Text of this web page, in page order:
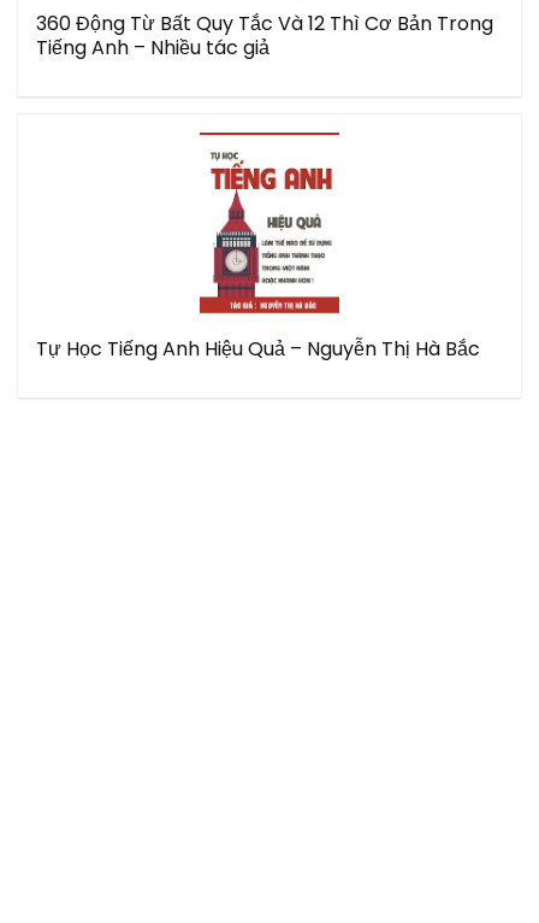
360 Động Từ Bất Quy Tắc Và 12 Thì Cơ Bản Trong
Tiếng Anh – Nhiều tác giả
Tự Học Tiếng Anh Hiệu Quả – Nguyễn Thị Hà Bắc